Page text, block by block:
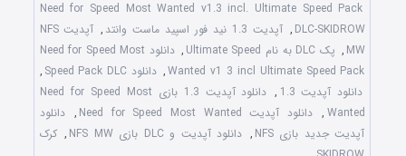
Need for Speed Most Wanted v1.3 incl. Ultimate Speed Pack
DLC-SKIDROW
, آپدیت 1.3 نید فور اسپید ماست وانتد ,
آپدیت NFS
MW
, پک DLC به نام Ultimate Speed ,
دانلود Need for Speed Most
Wanted v1 3 incl Ultimate Speed Pack
, دانلود Speed Pack DLC
,
دانلود آپدیت 1.3
,
دانلود آپدیت 1.3 بازی Need for Speed Most
Wanted
, دانلود آپدیت Need for Speed Most Wanted , دانلود
آپدیت جدید بازی NFS
, دانلود آپدیت و DLC بازی NFS MW , کرک